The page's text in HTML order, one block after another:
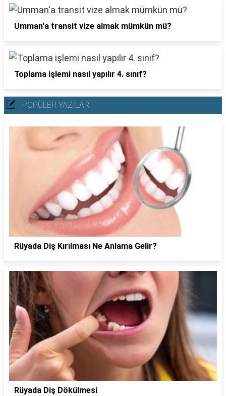
Umman'a transit vize almak mümkün mü?
Toplama işlemi nasıl yapılır 4. sınıf?
POPÜLER YAZILAR
Rüyada Diş Kırılması Ne Anlama Gelir?
Rüyada Diş Dökülmesi